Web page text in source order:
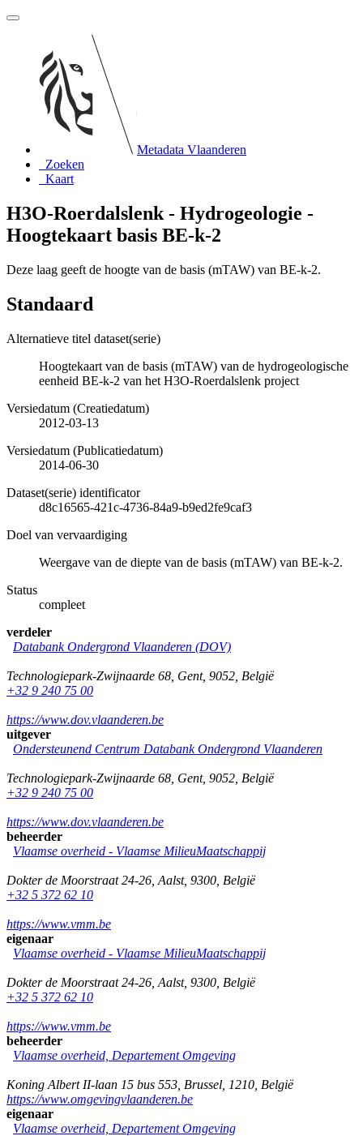
Metadata Vlaanderen
Zoeken
Kaart
H3O-Roerdalslenk - Hydrogeologie -
Hoogtekaart basis BE-k-2
Deze laag geeft de hoogte van de basis (mTAW) van BE-k-2.
Standaard
Alternatieve titel dataset(serie)
Hoogtekaart van de basis (mTAW) van de hydrogeologische
eenheid BE-k-2 van het H3O-Roerdalslenk project
Versiedatum (Creatiedatum)
2012-03-13
Versiedatum (Publicatiedatum)
2014-06-30
Dataset(serie) identificator
d8c16565-421c-4736-84a9-b9ed2fe9caf3
Doel van vervaardiging
Weergave van de diepte van de basis (mTAW) van BE-k-2.
Status
compleet
verdeler
Databank Ondergrond Vlaanderen (DOV)
Technologiepark-Zwijnaarde 68 Gent, 9052 België
+32 9 240 75 00
https://www.dov.vlaanderen.be
uitgever
Ondersteunend Centrum Databank Ondergrond Vlaanderen
Technologiepark-Zwijnaarde 68 Gent, 9052 België
+32 9 240 75 00
https://www.dov.vlaanderen.be
beheerder
Vlaamse overheid - Vlaamse MilieuMaatschappij
Dokter de Moorstraat 24-26 Aalst, 9300 België
+32 5 372 62 10
https://www.vmm.be
eigenaar
Vlaamse overheid - Vlaamse MilieuMaatschappij
Dokter de Moorstraat 24-26 Aalst, 9300 België
+32 5 372 62 10
https://www.vmm.be
beheerder
Vlaamse overheid, Departement Omgeving
Koning Albert II-laan 15 bus 553 Brussel 1210 België
https://www.omgevingvlaanderen.be
eigenaar
Vlaamse overheid, Departement Omgeving